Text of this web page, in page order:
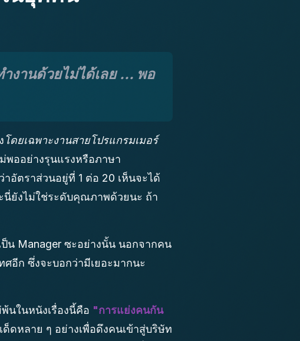
งานด้วยไม่ได้เลย ... พอ
โดยเฉพาะงานสายโปรแกรมเมอร์
พออย่างรุนแรงหรือภาษา
าอัตราส่วนอยู่ที่ 1 ต่อ 20 เห็นจะได้
ยังไม่ใช่ระดับคุณภาพด้วยนะ ถ้า
น Manager ซะอย่างนั้น นอกจากคน
อีก ซึ่งจะบอกว่ามีเยอะมากนะ
นในหนังเรื่องนี้คือ "การแย่งคนกัน
ดหลาย ๆ อย่างเพื่อดึงคนเข้าสู่บริษัท